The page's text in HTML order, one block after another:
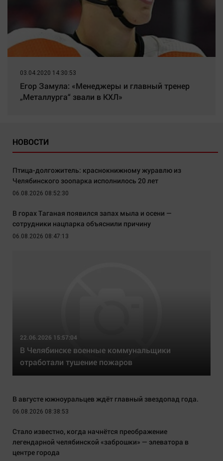
03.04.2020 14:30:53
Егор Замула: «Менеджеры и главный тренер
„Металлурга“ звали в КХЛ»
НОВОСТИ
Птица-долгожитель: краснокнижному журавлю из
Челябинского зоопарка исполнилось 20 лет
06.08.2026 08:52:30
В горах Таганая появился запах мыла и осени —
сотрудники нацпарка объяснили причину
06.08.2026 08:47:13
22.06.2026 15:57:04
В Челябинске военные коммунальщики
отработали тушение пожаров
В августе южноуральцев ждёт главный звездопад года.
06.08.2026 08:38:53
Стало известно, когда начнётся преображение
легендарной челябинской «заброшки» — элеватора в
центре города